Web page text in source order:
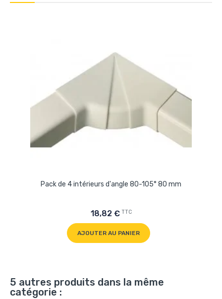
Pack de 4 intérieurs d'angle 80-105° 80 mm
18,82 € TTC
AJOUTER AU PANIER
5 autres produits dans la même
catégorie :